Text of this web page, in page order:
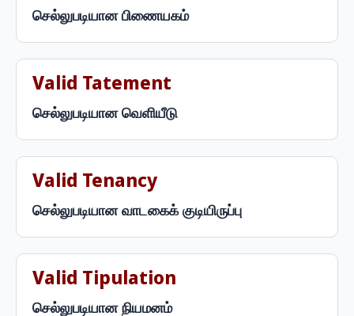
செல்லுபடியான பிணையகம்
Valid Tatement
செல்லுபடியான வெளியீடு
Valid Tenancy
செல்லுபடியான வாடகைக் குடியிருப்பு
Valid Tipulation
செல்லுபடியான நியமனம்